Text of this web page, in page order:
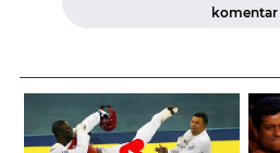
komentar